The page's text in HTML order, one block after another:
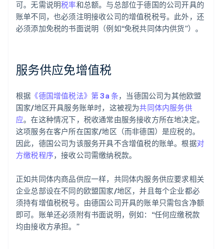
可。无需说明税率和总额。与总部位于德国的公司开具的
账单不同，也必须注明接收公司的增值税税号。此外，还
必须添加免税的书面说明（例如“免税共同体内供货”）。
服务供应免增值税
根据 《德国增值税法》第 3a 条，当德国公司为其他欧盟
国家/地区开具服务账单时，这被视为共同体内服务供
应。在这种情况下，税收通常由服务接收方所在地决定。
这项服务在客户所在国家/地区（而非德国）是应税的。
因此，德国公司为该服务开具不含增值税的账单。根据对
方缴税程序，接收公司需缴纳税款。
正如共同体内商品供应一样，共同体内服务供应要求相关
企业总部设在不同的欧盟国家/地区，并且每个企业都必
须持有增值税税号。由德国公司开具的账单只需包含净额
即可。账单还必须附有书面说明，例如：“任何应缴税款
均由接收方承担。”